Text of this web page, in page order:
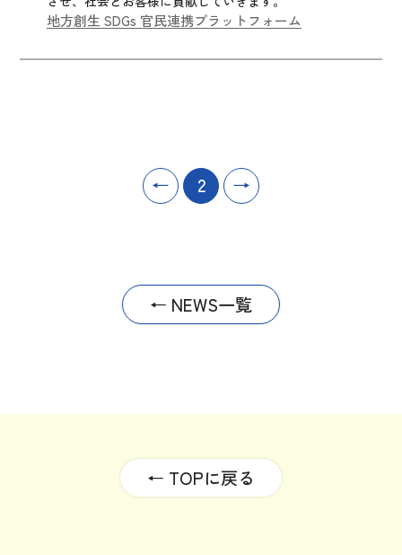
地方創生 SDGs 官民連携プラットフォーム
← 2 →
← NEWS一覧
← TOPに戻る